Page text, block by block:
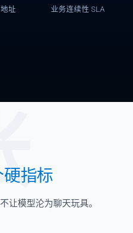
址 业务连续性 SLA
硬指标
让模型沦为聊天玩具。